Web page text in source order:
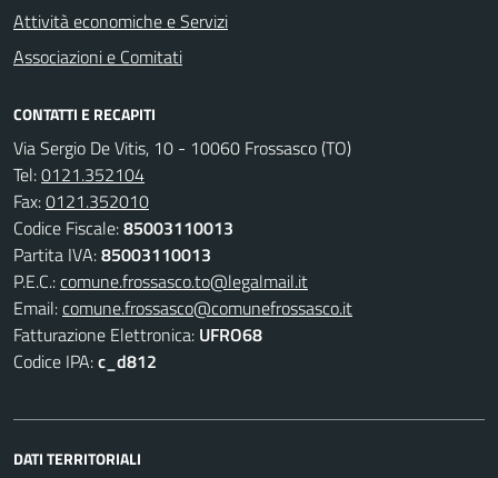
Attività economiche e Servizi
Associazioni e Comitati
CONTATTI E RECAPITI
Via Sergio De Vitis, 10 - 10060 Frossasco (TO)
Tel:0121.352104
Fax:0121.352010
Codice Fiscale:85003110013
Partita IVA:85003110013
P.E.C.:comune.frossasco.to@legalmail.it
Email:comune.frossasco@comunefrossasco.it
Fatturazione Elettronica: UFRO68
Codice IPA:c_d812
DATI TERRITORIALI